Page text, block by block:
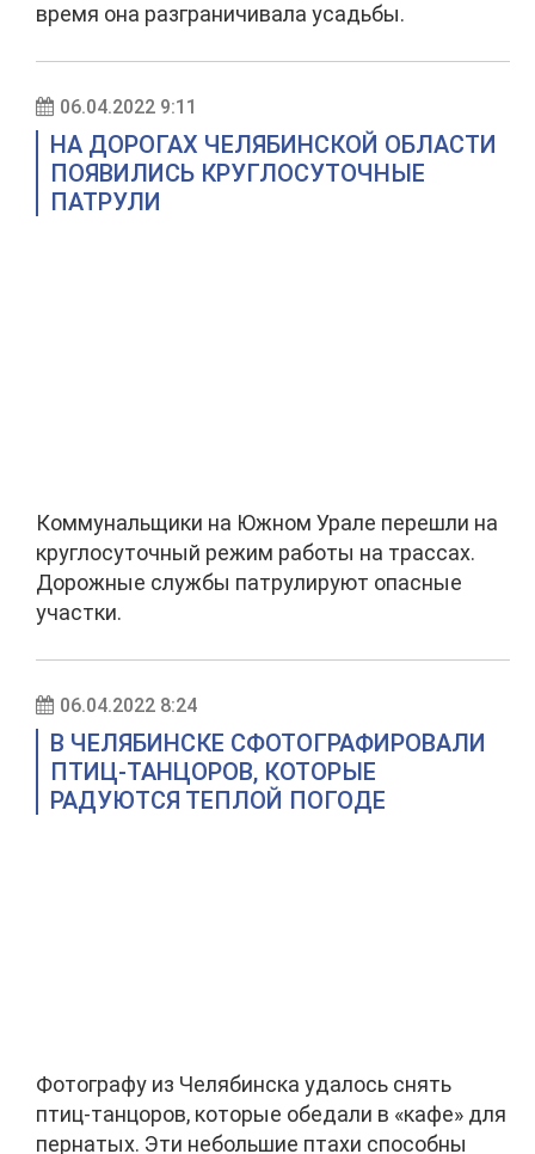
время она разграничивала усадьбы.
06.04.2022 9:11
НА ДОРОГАХ ЧЕЛЯБИНСКОЙ ОБЛАСТИ
ПОЯВИЛИСЬ КРУГЛОСУТОЧНЫЕ
ПАТРУЛИ
Коммунальщики на Южном Урале перешли на
круглосуточный режим работы на трассах.
Дорожные службы патрулируют опасные
участки.
06.04.2022 8:24
В ЧЕЛЯБИНСКЕ СФОТОГРАФИРОВАЛИ
ПТИЦ-ТАНЦОРОВ, КОТОРЫЕ
РАДУЮТСЯ ТЕПЛОЙ ПОГОДЕ
Фотографу из Челябинска удалось снять
птиц-танцоров, которые обедали в «кафе» для
пернатых. Эти небольшие птахи способны